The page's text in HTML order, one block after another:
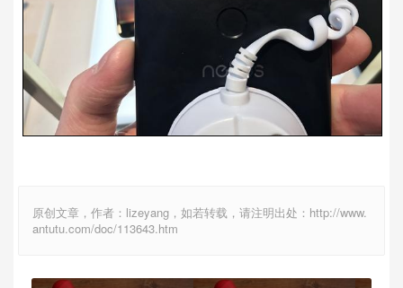
原创文章，作者：lizeyang，如若转载，请注明出处：http://www.
antutu.com/doc/113643.htm